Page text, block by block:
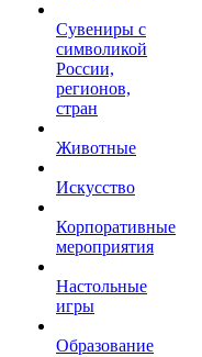
Сувениры с
символикой
России,
регионов,
стран
Животные
Искусство
Корпоративные
мероприятия
Настольные
игры
Образование